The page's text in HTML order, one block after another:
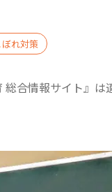
れ対策
合情報サイト』は